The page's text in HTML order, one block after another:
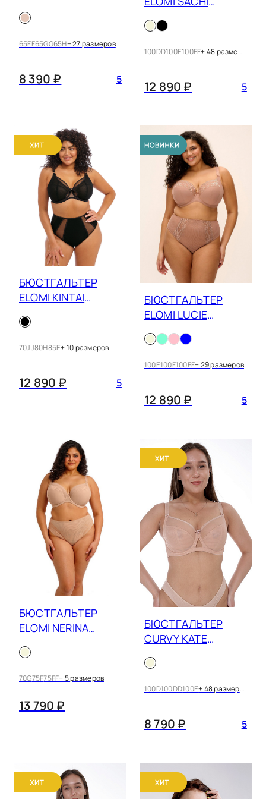
BUTTERFLY MOCCA
65FF65GG65H+ 27 размеров
8 390 ₽ 5
EL4350
100DD100E100FF + 48 размеров
12 890 ₽ 5
БЮСТГАЛЬТЕР
ELOMI KINTAI
EL301202
70JJ80H85E+ 10 размеров
12 890 ₽ 5
БЮСТГАЛЬТЕР
ELOMI LUCIE
EL4490
100E100F100FF+ 29 размеров
12 890 ₽ 5
БЮСТГАЛЬТЕР
ELOMI NERINA
EL302734
70G75F75FF+ 5 размеров
13 790 ₽
БЮСТГАЛЬТЕР
CURVY KATE
VICTORY 9001
БЕЖЕВЫЙ
100D100DD100E + 48 размеров
8 790 ₽ 5
сливочный жемчуг
терракотовый
фиолетовый
фуксия
черно-белый
черный